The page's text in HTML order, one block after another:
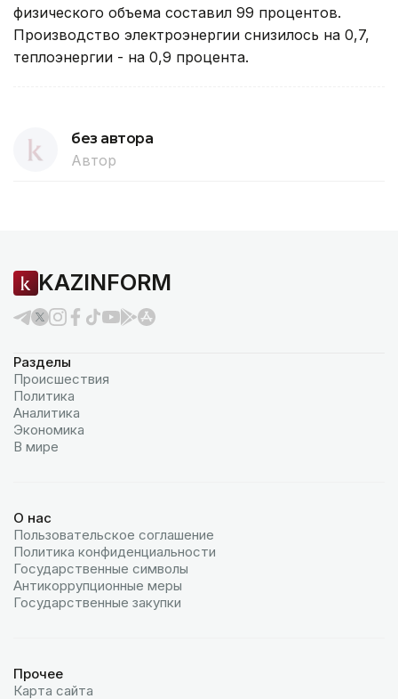
физического объема составил 99 процентов.
Производство электроэнергии снизилось на 0,7,
теплоэнергии - на 0,9 процента.
без автора
Автор
KAZINFORM
Разделы
Происшествия
Политика
Аналитика
Экономика
В мире
О нас
Пользовательское соглашение
Политика конфиденциальности
Государственные символы
Антикоррупционные меры
Государственные закупки
Прочее
Карта сайта